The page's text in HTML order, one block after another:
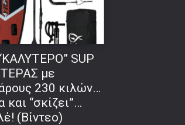
SUP
με
230 κιλών…
και “σκίζει”…
(Βίντεο)